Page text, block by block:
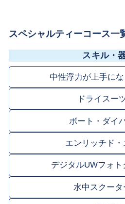
スペシャルティーコース一
スキル・
中性浮力が上手に
ドライスー
ボート・ダイ
エンリッチド・
デジタルUWフォト
水中スクータ